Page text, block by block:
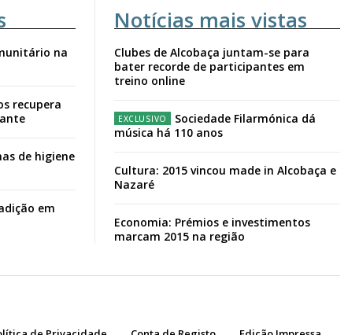
na
recupera
de higiene
em
Notícias mais vistas
Clubes de Alcobaça juntam-se para
bater recorde de participantes em
treino online
Sociedade Filarmónica dá
música há 110 anos
Cultura: 2015 vincou made in Alcobaça e
Nazaré
Economia: Prémios e investimentos
marcam 2015 na região